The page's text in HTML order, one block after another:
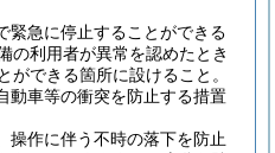
緊急に停止することができる
の利用者が異常を認めたとき
ができる箇所に設けること。
動車等の衝突を防止する措置
操作に伴う不時の落下を防止